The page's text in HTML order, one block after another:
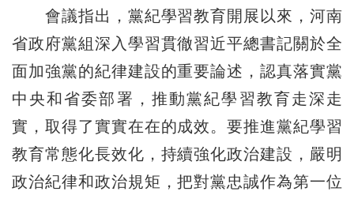
會議指出，黨紀學習教育開展以來，河南
省政府黨組深入學習貫徹習近平總書記關於全
面加強黨的紀律建設的重要論述，認真落實黨
中央和省委部署，推動黨紀學習教育走深走
實，取得了實實在在的成效。要推進黨紀學習
教育常態化長效化，持續強化政治建設，嚴明
政治紀律和政治規矩，把對黨忠誠作為第一位